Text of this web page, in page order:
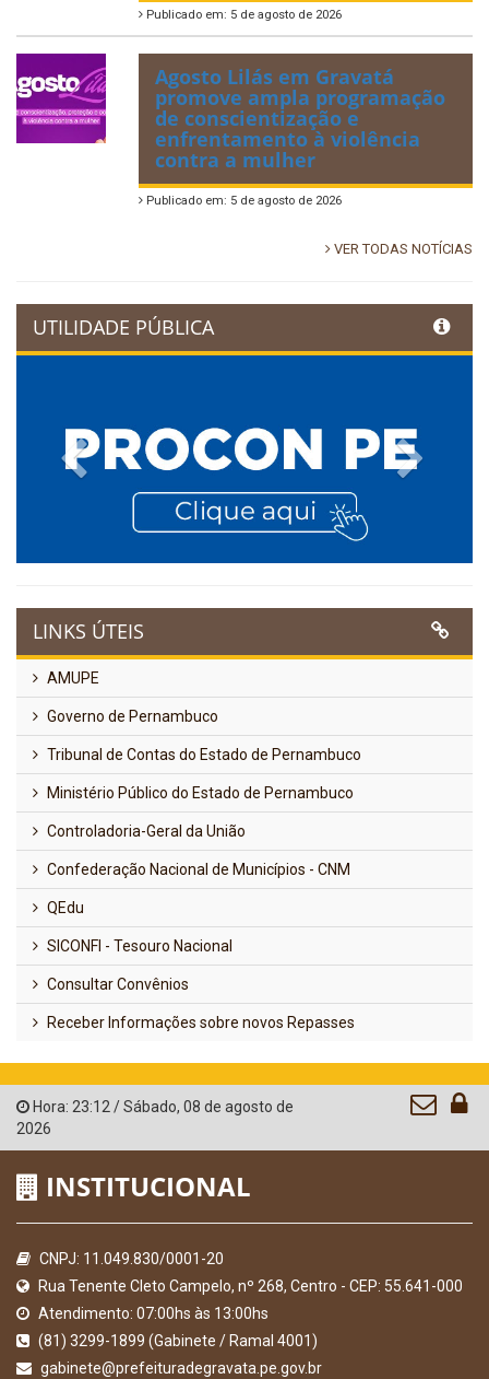
Publicado em: 5 de agosto de 2026
Agosto Lilás em Gravatá
promove ampla programação
de conscientização e
enfrentamento à violência
contra a mulher
Publicado em: 5 de agosto de 2026
VER TODAS NOTÍCIAS
UTILIDADE PÚBLICA
Previous
LINKS ÚTEIS
AMUPE
Governo de Pernambuco
Tribunal de Contas do Estado de Pernambuco
Ministério Público do Estado de Pernambuco
Controladoria-Geral da União
Confederação Nacional de Municípios - CNM
QEdu
SICONFI - Tesouro Nacional
Consultar Convênios
Receber Informações sobre novos Repasses
Hora: 23:12 /Sábado, 08 de agosto de
2026
INSTITUCIONAL
CNPJ: 11.049.830/0001-20
Rua Tenente Cleto Campelo, nº 268, Centro - CEP: 55.641-000
Atendimento: 07:00hs às 13:00hs
(81) 3299-1899 (Gabinete / Ramal 4001)
gabinete@prefeituradegravata.pe.gov.br